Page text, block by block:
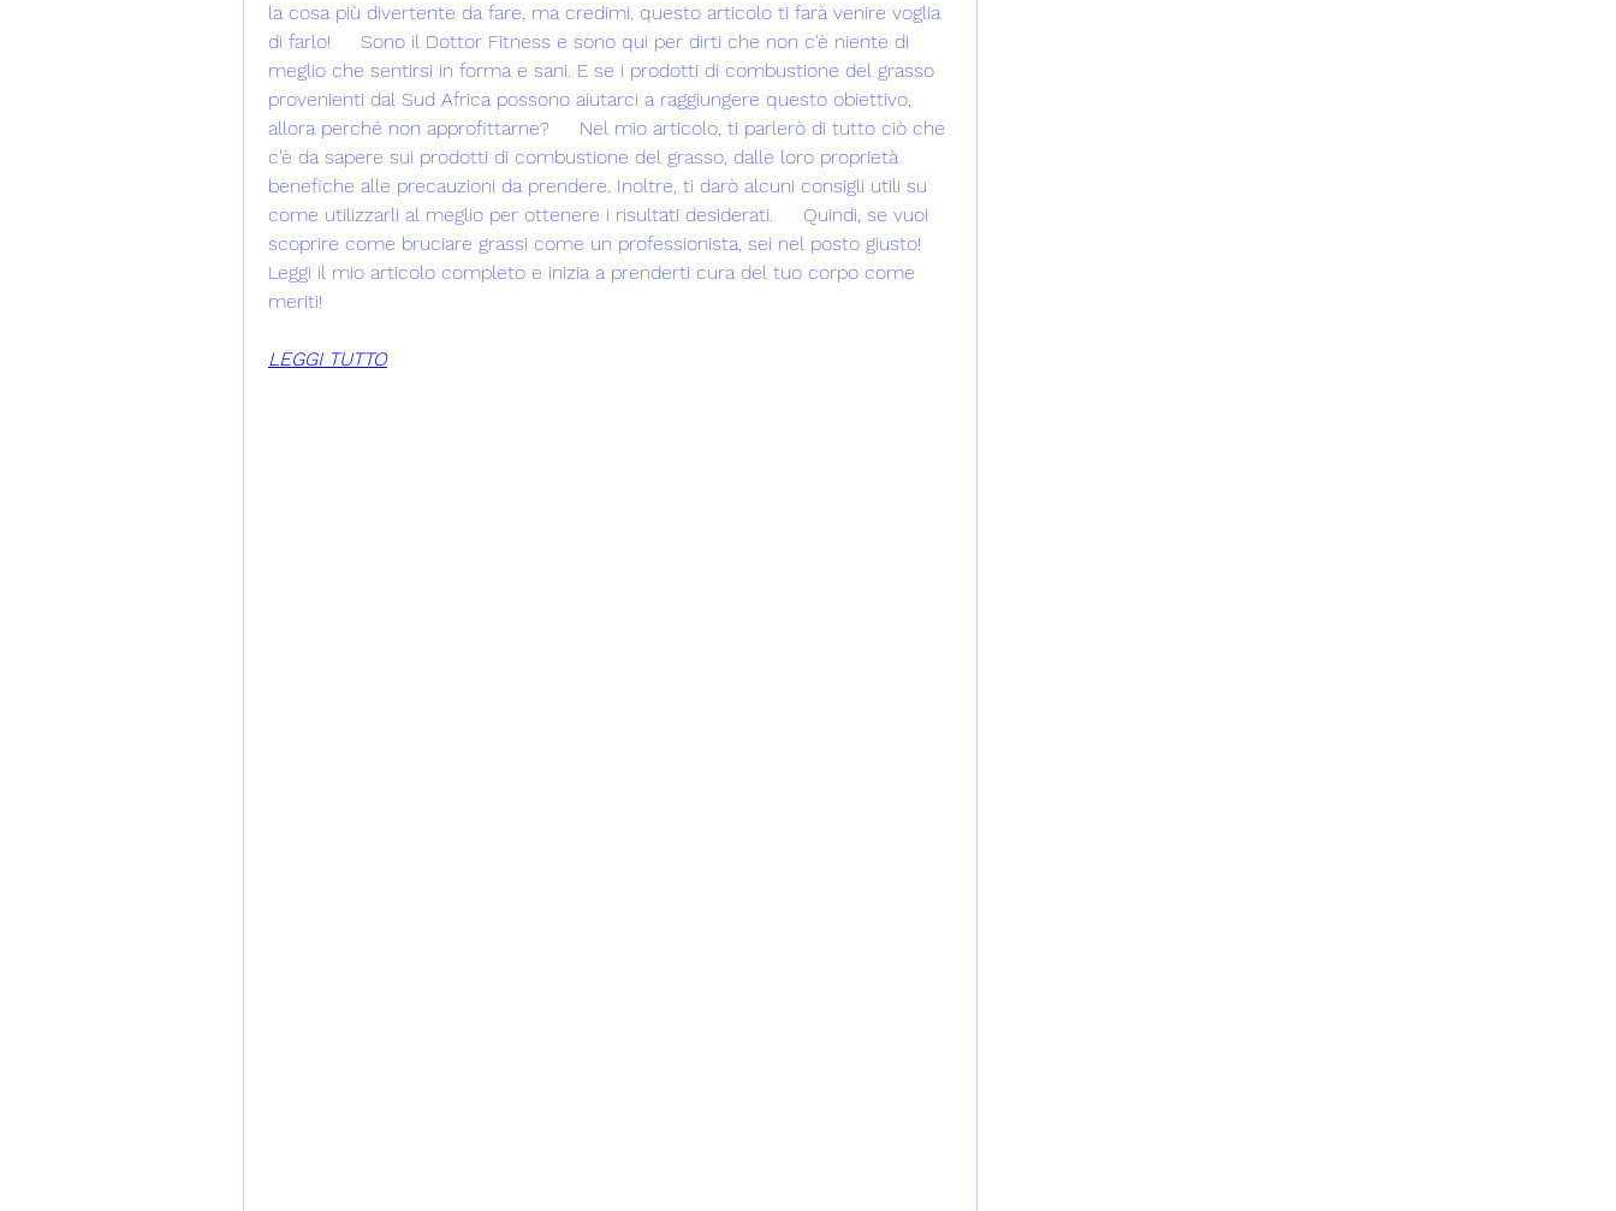
la cosa più divertente da fare, ma credimi, questo articolo ti farà venire voglia
di farlo!     Sono il Dottor Fitness e sono qui per dirti che non c'è niente di
meglio che sentirsi in forma e sani. E se i prodotti di combustione del grasso
provenienti dal Sud Africa possono aiutarci a raggiungere questo obiettivo,
allora perché non approfittarne?     Nel mio articolo, ti parlerò di tutto ciò che
c'è da sapere sui prodotti di combustione del grasso, dalle loro proprietà
benefiche alle precauzioni da prendere. Inoltre, ti darò alcuni consigli utili su
come utilizzarli al meglio per ottenere i risultati desiderati.     Quindi, se vuoi
scoprire come bruciare grassi come un professionista, sei nel posto giusto!
Leggi il mio articolo completo e inizia a prenderti cura del tuo corpo come
meriti!
LEGGI TUTTO